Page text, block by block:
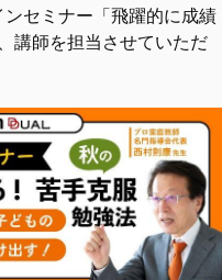
ンセミナー「飛躍的に成績
講師を担当させていただ